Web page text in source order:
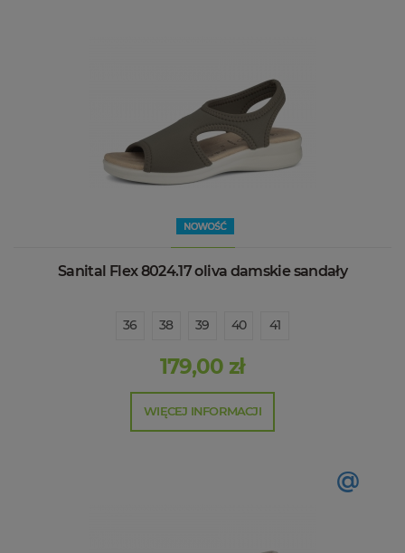
Sanital Flex 8024.17 oliva damskie sandały
36 38 39 40 41
179,00 zł
WIĘCEJ INFORMACJI
@